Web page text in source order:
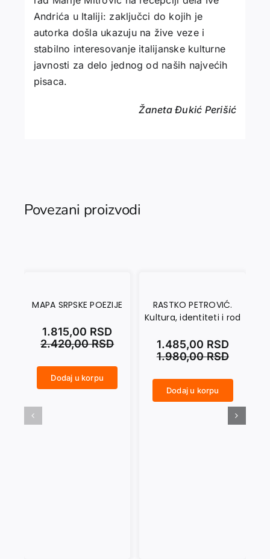
Andrića u Italiji: zaključci do kojih je
autorka došla ukazuju na žive veze i
stabilno interesovanje italijanske kulturne
javnosti za delo jednog od naših najvećih
pisaca.
Žaneta Đukić Perišić
Povezani proizvodi
MAPA SRPSKE POEZIJE
2.420,00RSD
1.815,00 RSD
Dodaj u korpu
RASTKO PETROVIĆ.
Kultura, identiteti i rod
1.980,00RSD
1.485,00 RSD
Dodaj u korpu